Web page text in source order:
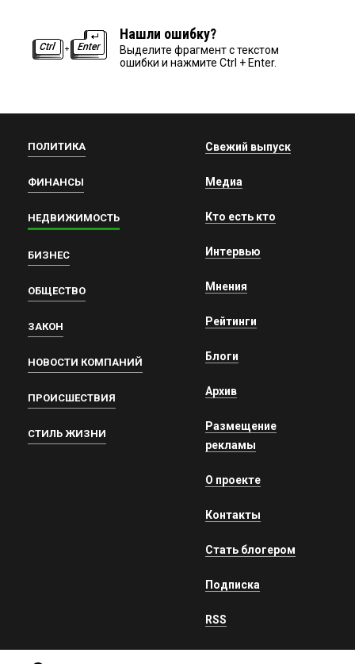
Нашли ошибку?
Выделите фрагмент с текстом
ошибки и нажмите Ctrl + Enter.
ПОЛИТИКА
ФИНАНСЫ
НЕДВИЖИМОСТЬ
БИЗНЕС
ОБЩЕСТВО
ЗАКОН
НОВОСТИ КОМПАНИЙ
ПРОИСШЕСТВИЯ
СТИЛЬ ЖИЗНИ
Свежий выпуск
Медиа
Кто есть кто
Интервью
Мнения
Рейтинги
Блоги
Архив
Размещение
рекламы
О проекте
Контакты
Стать блогером
Подписка
RSS